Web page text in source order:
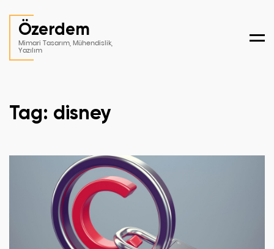
Özerdem
Mimari Tasarım, Mühendislik,
Yazılım
Tag: disney